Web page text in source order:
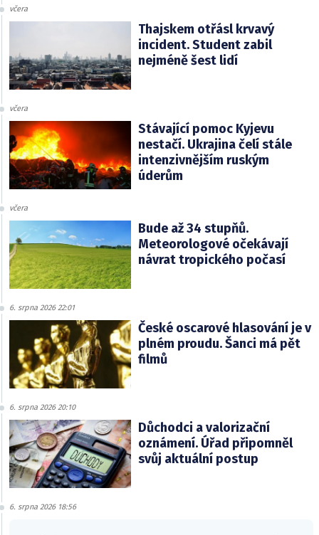
včera
Thajskem otřásl krvavý
incident. Student zabil
nejméně šest lidí
včera
Stávající pomoc Kyjevu
nestačí. Ukrajina čelí stále
intenzivnějším ruským
úderům
včera
Bude až 34 stupňů.
Meteorologové očekávají
návrat tropického počasí
6. srpna 2026 22:01
České oscarové hlasování je v
plném proudu. Šanci má pět
filmů
6. srpna 2026 20:10
Důchodci a valorizační
oznámení. Úřad připomněl
svůj aktuální postup
6. srpna 2026 18:56